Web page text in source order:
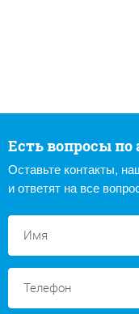
Есть вопросы по
Оставьте контакты,
и ответят на все